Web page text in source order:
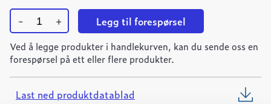
-
Ulefos
støttehylse
125x11.4x200
SDR
11
quantity
+ Legg til forespørsel
Ved å legge produkter i handlekurven, kan du sende oss en
forespørsel på ett eller flere produkter.
Last ned produktdatablad